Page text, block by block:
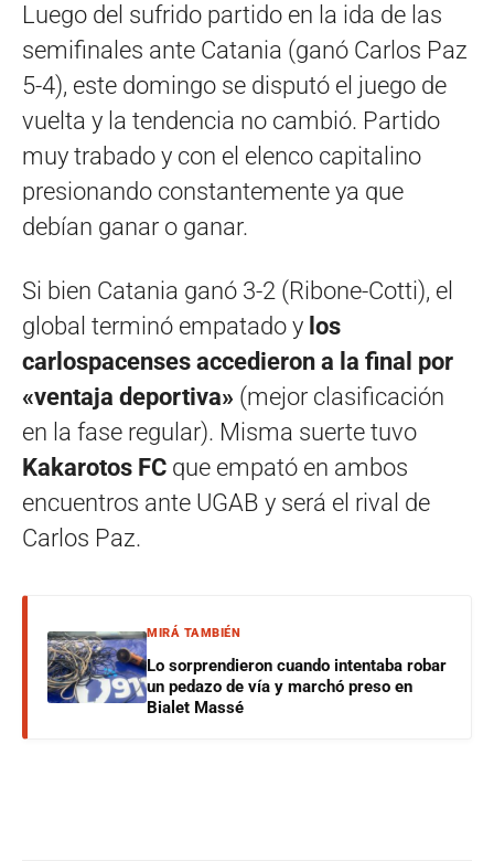
Luego del sufrido partido en la ida de las
semifinales ante Catania (ganó Carlos Paz
5-4), este domingo se disputó el juego de
vuelta y la tendencia no cambió. Partido
muy trabado y con el elenco capitalino
presionando constantemente ya que
debían ganar o ganar.
Si bien Catania ganó 3-2 (Ribone-Cotti), el
global terminó empatado y los
carlospacenses accedieron a la final por
«ventaja deportiva» (mejor clasificación
en la fase regular). Misma suerte tuvo
Kakarotos FC que empató en ambos
encuentros ante UGAB y será el rival de
Carlos Paz.
MIRÁ TAMBIÉN
Lo sorprendieron cuando intentaba robar
un pedazo de vía y marchó preso en
Bialet Massé